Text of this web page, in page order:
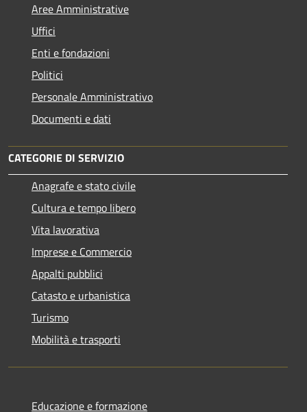
Aree Amministrative
Uffici
Enti e fondazioni
Politici
Personale Amministrativo
Documenti e dati
CATEGORIE DI SERVIZIO
Anagrafe e stato civile
Cultura e tempo libero
Vita lavorativa
Imprese e Commercio
Appalti pubblici
Catasto e urbanistica
Turismo
Mobilità e trasporti
Educazione e formazione